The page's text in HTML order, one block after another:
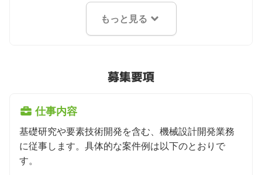
もっと見る
募集要項
仕事内容
基礎研究や要素技術開発を含む、機械設計開発業務
に従事します。具体的な案件例は以下のとおりで
す。